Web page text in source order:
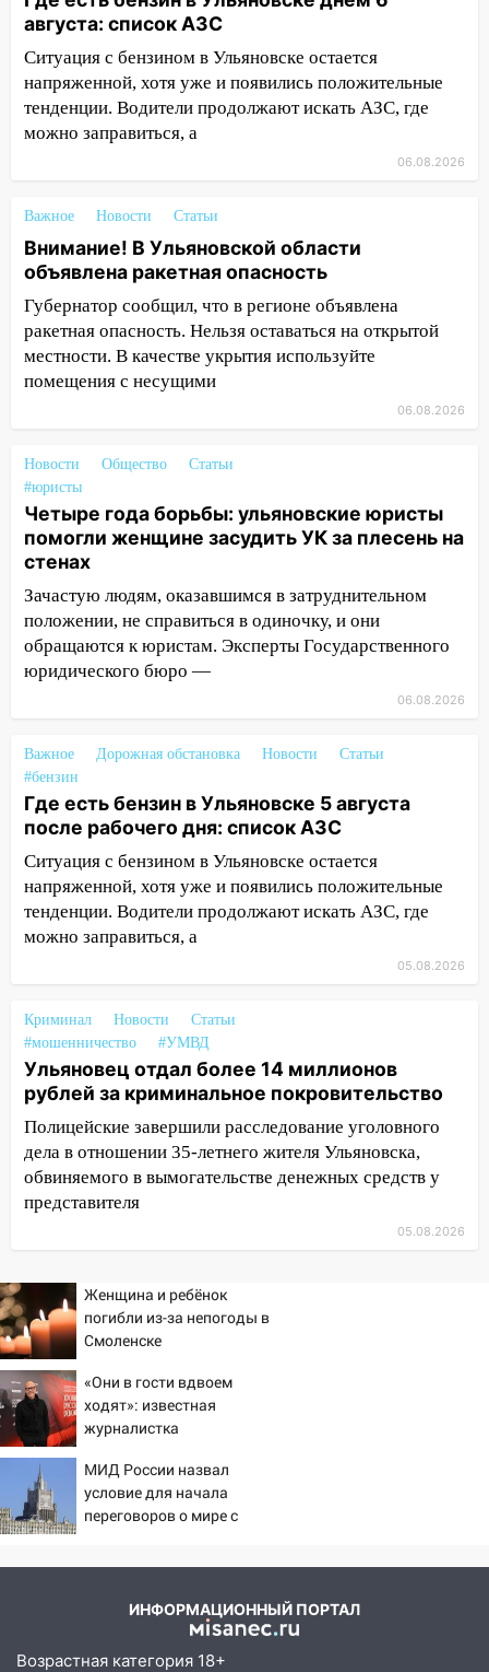
новый кавалер женщины оказался
рецидивистом
14:26 В Ульяновске ограничат движение
по улице Ефремова
повысят зарплату
14:01 Инсценировали ДТП и получили
более 4,6 миллиона рублей: перед
судом предстанет банда
автоподставщиков
13:36 В Инзе произошел крупный пожар
13:00
В суде защитили репутацию
животными
12:28 Миллион на «льготниках»: в
Ульяновской области перевозчик
провернул хитрую схему с чужими
12:10 Ульяновский алиментщик накопил
120 тысяч долга
11:49
Снят режим «Ракетная
11:30
2027 года импорт, выпуск и обращение
бензина Евро 2, Евро 3, Евро 4
11:12 Соцсети: на Рябикова автомобиль
врезался в забор
10:27
Где есть бензин в Ульяновске
днем 6 августа: список АЗС
объявлена ракетная опасность
10:00 В Старомайнском районе утонул
51-летний мужчина
09:50 В Ульяновске черный коршун
застрял в тепловозе
09:44 Ульяновские спасатели помогли
юному велосипедисту на улице
08:21
велосипеда
07:18
В Ульяновск идет
тридцатиградусная жара: какая будет
погода в четверг
06:00
Четыре года борьбы: ульяновские
юристы помогли женщине засудить УК
за плесень на стенах
05:00
Кому 6 августа звезды сулят
прочность
05.08.2026
Соцсети: на проспекте Тюленева
ДТП с мотоциклистом
августа: список АЗС
Ситуация с бензином в Ульяновске остается
напряженной, хотя уже и появились положительные
тенденции. Водители продолжают искать АЗС, где
можно заправиться, а
06.08.2026
Важное Новости Статьи
Внимание! В Ульяновской области
объявлена ракетная опасность
Губернатор сообщил, что в регионе объявлена
ракетная опасность. Нельзя оставаться на открытой
местности. В качестве укрытия используйте
помещения с несущими
06.08.2026
Новости Общество
Статьи
#юристы
Четыре года борьбы: ульяновские юристы
помогли женщине засудить УК за плесень на
стенах
Зачастую людям, оказавшимся в затруднительном
положении, не справиться в одиночку, и они
обращаются к юристам. Эксперты Государственного
юридического бюро —
06.08.2026
Важное Дорожная обстановка Новости
Статьи
#бензин
Где есть бензин в Ульяновске 5 августа
после рабочего дня: список АЗС
Ситуация с бензином в Ульяновске остается
напряженной, хотя уже и появились положительные
тенденции. Водители продолжают искать АЗС, где
можно заправиться, а
05.08.2026
Криминал Новости
Статьи
#мошенничество
#УМВД
Ульяновец отдал более 14 миллионов
рублей за криминальное покровительство
Полицейские завершили расследование уголовного
дела в отношении 35-летнего жителя Ульяновска,
обвиняемого в вымогательстве денежных средств у
представителя
05.08.2026
Женщина и ребёнок
погибли из-за непогоды в
Смоленске
«Они в гости вдвоем
ходят»: известная
журналистка
Бондарчука и Исаковой
МИД России назвал
условие для начала
переговоров о мире с
ИНФОРМАЦИОННЫЙ ПОРТАЛ
Возрастная категория 18+